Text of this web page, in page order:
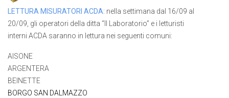
LETTURA MISURATORI ACDA: nella settimana dal 16/09 al
20/09, gli operatori della ditta “Il Laboratorio” e i letturisti
interni ACDA saranno in lettura nei seguenti comuni:
AISONE
ARGENTERA
BEINETTE
BORGO SAN DALMAZZO